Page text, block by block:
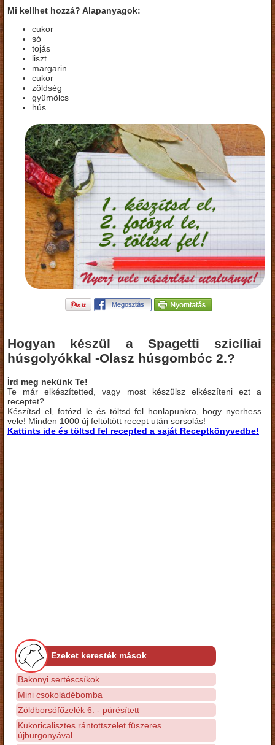
Mi kellhet hozzá? Alapanyagok:
cukor
só
tojás
liszt
margarin
cukor
zöldség
gyümölcs
hús
Hogyan készül a Spagetti szicíliai
húsgolyókkal -Olasz húsgombóc 2.?
Írd meg nekünk Te!
Te már elkészítetted, vagy most készülsz elkészíteni ezt a
receptet?
Készítsd el, fotózd le és töltsd fel honlapunkra, hogy nyerhess
vele! Minden 1000 új feltöltött recept után sorsolás!
Kattints ide és töltsd fel recepted a saját Receptkönyvedbe!
Ezeket keresték mások
Bakonyi sertéscsíkok
Mini csokoládébomba
Zöldborsófőzelék 6. - pürésített
Kukoricalisztes rántottszelet füszeres
újburgonyával